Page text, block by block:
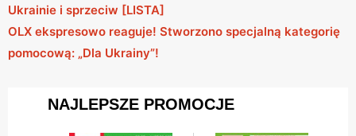
Ukrainie i sprzeciw [LISTA]
OLX ekspresowo reaguje! Stworzono specjalną kategorię
pomocową: „Dla Ukrainy”!